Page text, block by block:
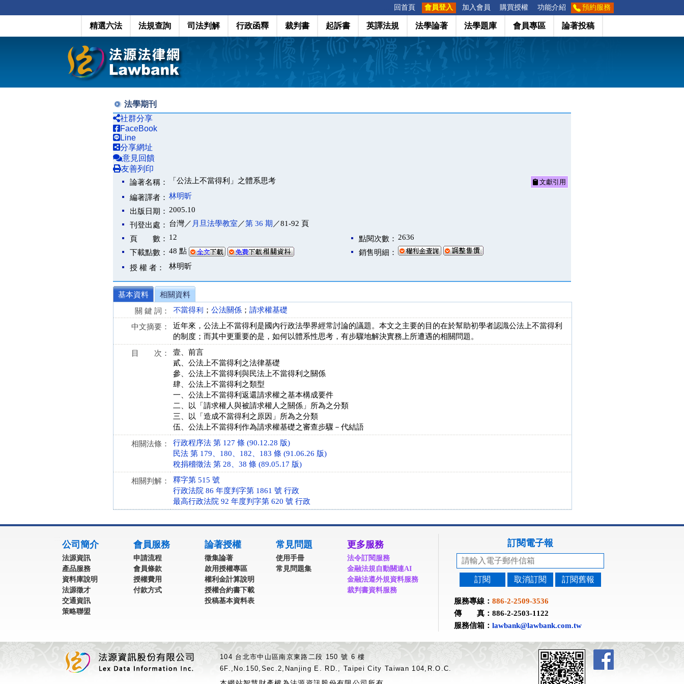
回首頁 會員登入 加入會員 購買授權 功能介紹 預約服務
精選六法 法規查詢 司法判解 行政函釋 裁判書 起訴書 英譯法規 法學論著 法學題庫 會員專區 論著投稿
法學期刊
社群分享
FaceBook
Line
分享網址
意見回饋
友善列印
論著名稱： 「公法上不當得利」之體系思考 文獻引用
編著譯者： 林明昕
出版日期： 2005.10
刊登出處： 台灣／ 月旦法學教室 ／第 36 期 ／81-92 頁
頁 數： 12 點閱次數： 2636
下載點數： 48 點
銷售明細：
授 權 者：
林明昕
基本資料
相關資料
關 鍵 詞：
不當得利 ； 公法關係 ； 請求權基礎
中文摘要：
近年來，公法上不當得利是國內行政法學界經常討論的議題。本文之主要的目的在於幫助初學者認識公法上不當得利
的制度；而其中更重要的是，如何以體系性思考，有步驟地解決實務上所遭遇的相關問題。
目 次：
壹、前言
貳、公法上不當得利之法律基礎
參、公法上不當得利與民法上不當得利之關係
肆、公法上不當得利之類型
一、公法上不當得利返還請求權之基本構成要件
二、以「請求權人與被請求權人之關係」所為之分類
三、以「造成不當得利之原因」所為之分類
伍、公法上不當得利作為請求權基礎之審查步驟－代結語
相關法條：
行政程序法 第 127 條 (90.12.28 版)
民法 第 179、180、182、183 條 (91.06.26 版)
稅捐稽徵法 第 28、38 條 (89.05.17 版)
相關判解：
釋字第 515 號
行政法院 86 年度判字第 1861 號 行政
最高行政法院 92 年度判字第 620 號 行政
公司簡介
法源資訊
產品服務
資料庫說明
法源徵才
交通資訊
策略聯盟
會員服務
申請流程
會員條款
授權費用
付款方式
論著授權
徵集論著
啟用授權專區
權利金計算說明
授權合約書下載
投稿基本資料表
常見問題
使用手冊
常見問題集
更多服務
法令訂閱服務
金融法規自動關連AI
金融法遵外規資料服務
裁判書資料服務
訂閱電子報
訂閱 取消訂閱 訂閱舊報
服務專線： 886-2-2509-3536
傳 真：886-2-2503-1122
服務信箱： lawbank@lawbank.com.tw
104 台北市中山區南京東路二段 150 號 6 樓
6F.,No.150,Sec.2,Nanjing E. RD., Taipei City Taiwan 104,R.O.C.